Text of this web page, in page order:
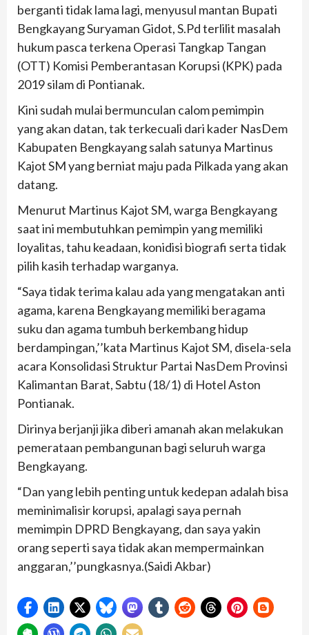
berganti tidak lama lagi, menyusul mantan Bupati
Bengkayang Suryaman Gidot, S.Pd terlilit masalah
hukum pasca terkena Operasi Tangkap Tangan
(OTT) Komisi Pemberantasan Korupsi (KPK) pada
2019 silam di Pontianak.
Kini sudah mulai bermunculan calom pemimpin
yang akan datan, tak terkecuali dari kader NasDem
Kabupaten Bengkayang salah satunya Martinus
Kajot SM yang berniat maju pada Pilkada yang akan
datang.
Menurut Martinus Kajot SM, warga Bengkayang
saat ini membutuhkan pemimpin yang memiliki
loyalitas, tahu keadaan, konidisi biografi serta tidak
pilih kasih terhadap warganya.
“Saya tidak terima kalau ada yang mengatakan anti
agama, karena Bengkayang memiliki beragama
suku dan agama tumbuh berkembang hidup
berdampingan,’’kata Martinus Kajot SM, disela-sela
acara Konsolidasi Struktur Partai NasDem Provinsi
Kalimantan Barat, Sabtu (18/1) di Hotel Aston
Pontianak.
Dirinya berjanji jika diberi amanah akan melakukan
pemerataan pembangunan bagi seluruh warga
Bengkayang.
“Dan yang lebih penting untuk kedepan adalah bisa
meminimalisir korupsi, apalagi saya pernah
memimpin DPRD Bengkayang, dan saya yakin
orang seperti saya tidak akan mempermainkan
anggaran,’’pungkasnya.(Saidi Akbar)